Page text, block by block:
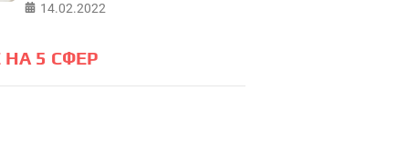
14.02.2022
5 СФЕР